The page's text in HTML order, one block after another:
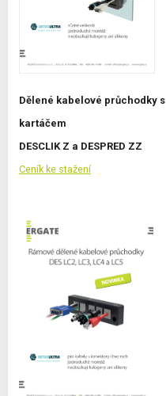
Dělené kabelové průchodky s
kartáčem
DESCLIK Z a DESPRED ZZ
Ceník ke stažení